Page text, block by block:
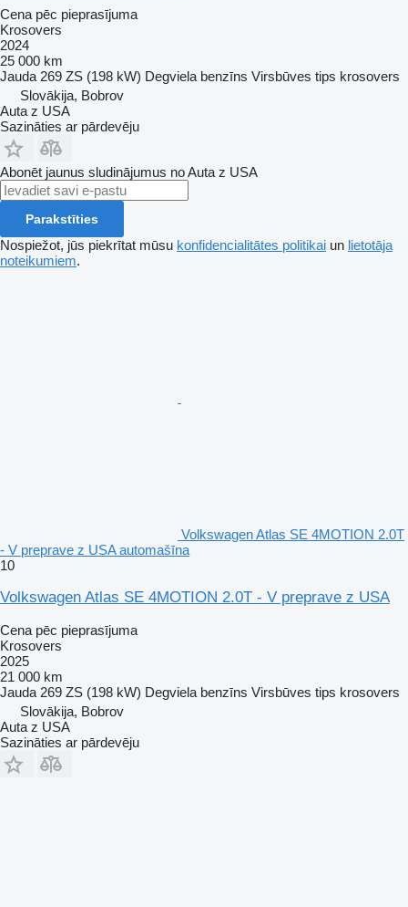
Cena pēc pieprasījuma
Krosovers
2024
25 000 km
Jauda 269 ZS (198 kW) Degviela benzīns Virsbūves tips krosovers
Slovākija, Bobrov
Auta z USA
Sazināties ar pārdevēju
Abonēt jaunus sludinājumus no Auta z USA
Parakstīties
Nospiežot, jūs piekrītat mūsu konfidencialitātes politikai un lietotāja
noteikumiem.
Volkswagen Atlas SE 4MOTION 2.0T
- V preprave z USA automašīna
10
Volkswagen Atlas SE 4MOTION 2.0T - V preprave z USA
Cena pēc pieprasījuma
Krosovers
2025
21 000 km
Jauda 269 ZS (198 kW) Degviela benzīns Virsbūves tips krosovers
Slovākija, Bobrov
Auta z USA
Sazināties ar pārdevēju